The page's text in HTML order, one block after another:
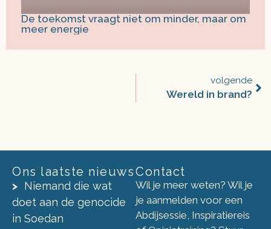
De toekomst vraagt niet om minder, maar om
meer energie
volgende
Wereld in brand?
Ons laatste nieuws
Niemand die wat
doet aan de genocide
in Soedan
Contact
Wil je meer weten? Wil je
je aanmelden voor een
Abdijsessie, Inspiratiereis